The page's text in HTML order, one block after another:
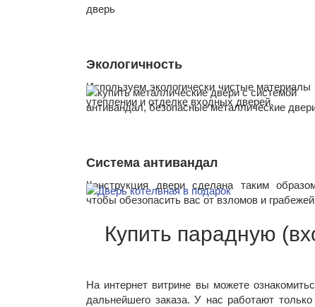
Экологичность
Используем экологически чистые материалы
утеплении и отделке входных дверей.
Система антивандал
Конструкция двери сделана таким
чтобы обезопасить вас от взломов и
Купить парадную
На интернет витрине вы можете
дальнейшего заказа. У нас работают